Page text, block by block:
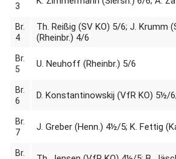
3
Br.
4
Th. Reißig (SV KO) 5/6; J. Krumm
(Rheinbr.) 4/6
Br.
5
U. Neuhoff (Rheinbr.) 5/6
Br.
6
D. Konstantinowskij (VfR KO) 5½/
Br.
7
J. Greber (Henn.) 4½/5; K. Fettig
Br.